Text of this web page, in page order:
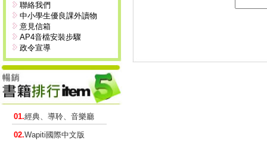
聯絡我們
中小學生優良課外讀物
意見信箱
AP4音檔安裝步驟
政令宣導
01.經典、導聆、音樂廳
02.Wapiti國際中文版